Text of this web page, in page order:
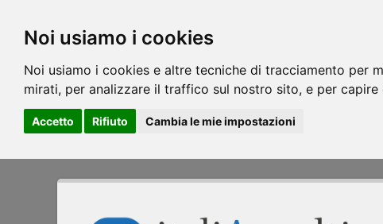
Noi usiamo i cookies
Noi usiamo i cookies e altre tecniche di tracciamento per
mirati, per analizzare il traffico sul nostro sito, e per
Accetto Rifiuto Cambia le mie impostazioni